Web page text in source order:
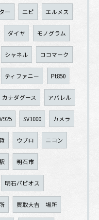
ー エピ エルメス
ダイヤ モノグラム
シャネル ココマーク
ティファニー Pt850
カナダグース アパレル
SV1000 カメラ
ウブロ ニコン
明石市
明石パピオス
買取大吉 場所